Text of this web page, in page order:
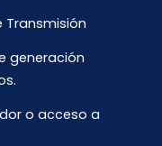
Transmisión
generación
o acceso a